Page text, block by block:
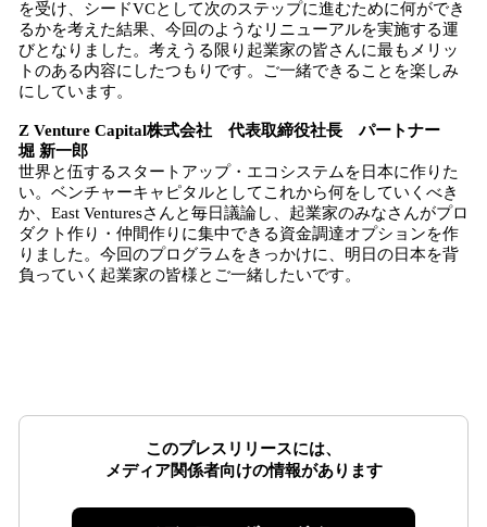
を受け、シードVCとして次のステップに進むために何ができ
るかを考えた結果、今回のようなリニューアルを実施する運
びとなりました。考えうる限り起業家の皆さんに最もメリッ
トのある内容にしたつもりです。ご一緒できることを楽しみ
にしています。
Z Venture Capital株式会社 代表取締役社長 パートナー
堀 新一郎
世界と伍するスタートアップ・エコシステムを日本に作りた
い。ベンチャーキャピタルとしてこれから何をしていくべき
か、East Venturesさんと毎日議論し、起業家のみなさんがプロ
ダクト作り・仲間作りに集中できる資金調達オプションを作
りました。今回のプログラムをきっかけに、明日の日本を背
負っていく起業家の皆様とご一緒したいです。
このプレスリリースには、
メディア関係者向けの情報があります